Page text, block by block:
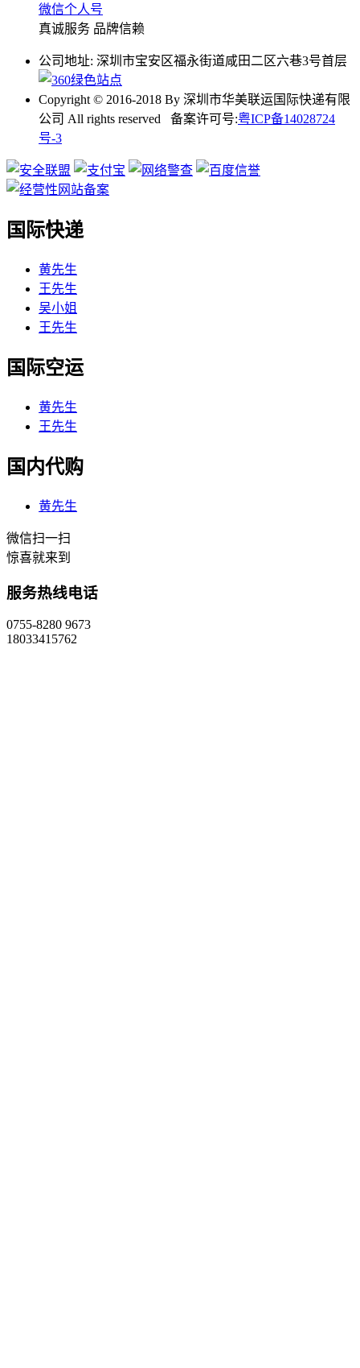
微信个人号
真诚服务 品牌信赖
公司地址: 深圳市宝安区福永街道咸田二区六巷3号首层
Copyright © 2016-2018 By 深圳市华美联运国际快递有限
公司 All rights reserved 备案许可号:粤ICP备14028724
号-3
国际快递
黄先生
王先生
吴小姐
王先生
国际空运
黄先生
王先生
国内代购
黄先生
微信扫一扫
惊喜就来到
服务热线电话
0755-8280 9673
18033415762